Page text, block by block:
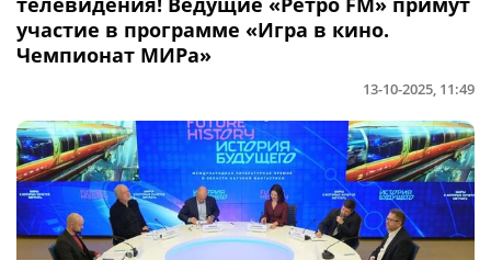
участие в программе «Игра в кино.
Чемпионат МИРа»
13-10-2025, 11:49